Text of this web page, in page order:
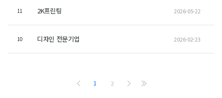
11 2K프린팅 2026-05-22
10 디자인 전문기업 2026-02-23
1 2